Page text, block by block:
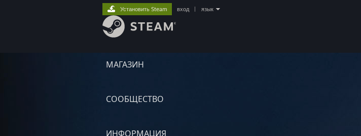
МАГАЗИН
СООБЩЕСТВО
ИНФОРМАЦИЯ
Установить Steam вход язык